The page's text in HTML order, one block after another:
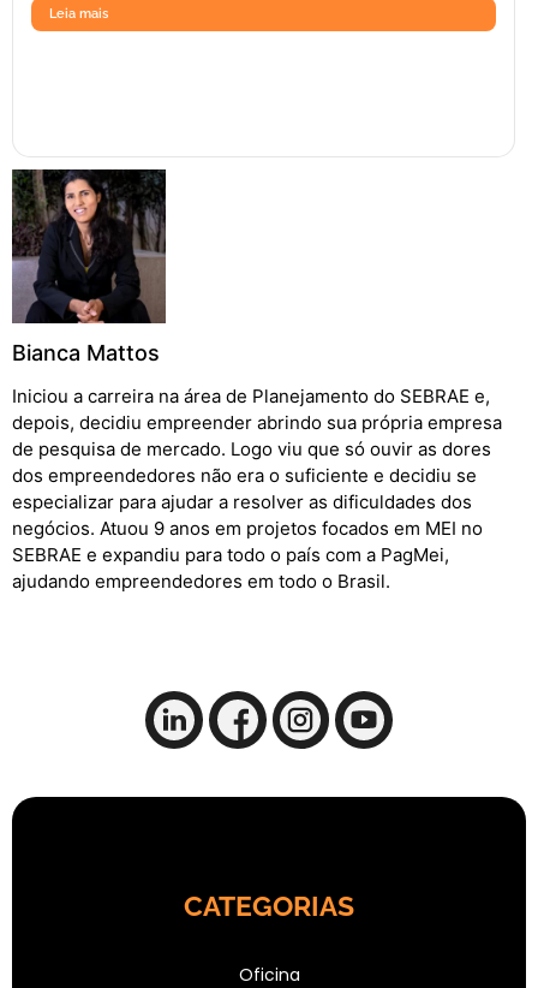
Leia mais
Bianca Mattos
Iniciou a carreira na área de Planejamento do SEBRAE e,
depois, decidiu empreender abrindo sua própria empresa
de pesquisa de mercado. Logo viu que só ouvir as dores
dos empreendedores não era o suficiente e decidiu se
especializar para ajudar a resolver as dificuldades dos
negócios. Atuou 9 anos em projetos focados em MEI no
SEBRAE e expandiu para todo o país com a PagMei,
ajudando empreendedores em todo o Brasil.
CATEGORIAS
Oficina